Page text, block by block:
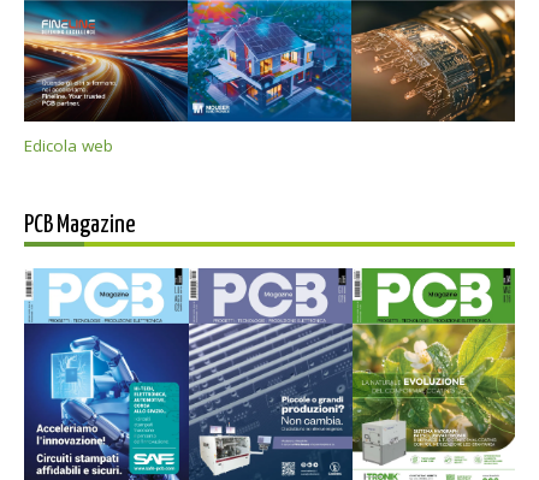
Edicola web
PCB Magazine